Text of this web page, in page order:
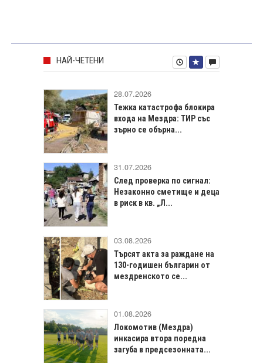
НАЙ-ЧЕТЕНИ
28.07.2026
Тежка катастрофа блокира
входа на Мездра: ТИР със
зърно се обърна...
31.07.2026
След проверка по сигнал:
Незаконно сметище и деца
в риск в кв. „Л...
03.08.2026
Търсят акта за раждане на
130-годишен българин от
мездренското се...
01.08.2026
Локомотив (Мездра)
инкасира втора поредна
загуба в предсезонната...